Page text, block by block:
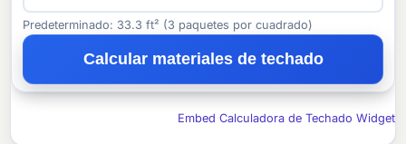
Predeterminado: 33.3 ft² (3 paquetes por cuadrado)
Calcular materiales de techado
Embed Calculadora de Techado Widget